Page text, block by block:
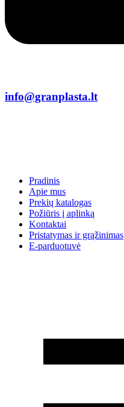
info@granplasta.lt
Pradinis
Apie mus
Prekių katalogas
Požiūris į aplinką
Kontaktai
Pristatymas ir grąžinimas
E-parduotuvė